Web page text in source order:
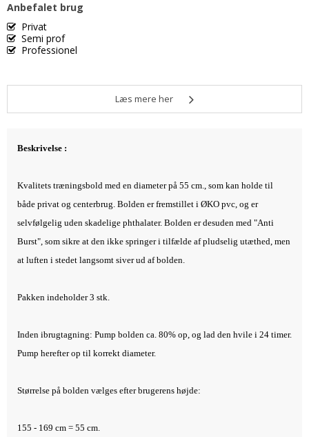
Anbefalet brug
Privat
Semi prof
Professionel
Læs mere her
Beskrivelse :
Kvalitets træningsbold med en diameter på 55 cm., som kan holde til
både privat og centerbrug. Bolden er fremstillet i ØKO pvc, og er
selvfølgelig uden skadelige phthalater. Bolden er desuden med "Anti
Burst", som sikre at den ikke springer i tilfælde af pludselig utæthed, men
at luften i stedet langsomt siver ud af bolden.
Pakken indeholder 3 stk.
Inden ibrugtagning: Pump bolden ca. 80% op, og lad den hvile i 24 timer.
Pump herefter op til korrekt diameter.
Størrelse på bolden vælges efter brugerens højde:
155 - 169 cm = 55 cm.